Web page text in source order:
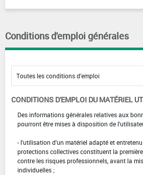
Conditions d'emploi générales
CONDITIONS D'EMPLOI DU MATÉRIEL
Des informations générales relatives aux
pourront être mises à disposition de
- l'utilisation d'un matériel adapté et
protections collectives constituent la
contre les risques professionnels, avant la
individuelles ;